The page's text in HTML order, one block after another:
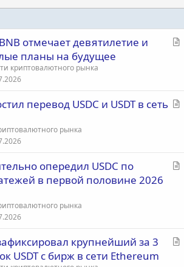
С
я
отмечает девятилетие и
планы на будущее
криптовалютного рынка
С
я
перевод USDC и USDT в сеть
рынка
С
опередил USDC по
в первой половине 2026
рынка
С
крупнейший за 3
USDT с бирж в сети Ethereum